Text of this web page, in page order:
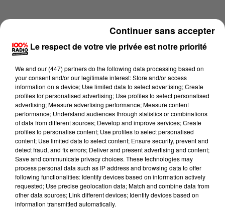
Lecture (4 min 16 sec)
100%
100% Radio les infos du Lot
Le respect de votre vie privée est notre priorité
We and our (447) partnersdo the following data processing based on
your consent and/or our legitimate interest: Store and/or access
information on a device; Use limited data to select advertising; Create
profiles for personalised advertising; Use profiles to select personalised
advertising; Measure advertising performance; Measure content
performance; Understand audiences through statistics or combinations
of data from different sources; Develop and improve services; Create
profiles to personalise content; Use profiles to select personalised
content; Use limited data to select content; Ensure security, prevent and
detect fraud, and fix errors; Deliver and present advertising and content;
Save and communicate privacy choices. These technologies may
process personal data such as IP address and browsing data to offer
following functionalities: Identify devices based on information actively
requested; Use precise geolocation data; Match and combine data from
other data sources; Link different devices; Identify devices based on
information transmitted automatically.
Continuer sans accepter